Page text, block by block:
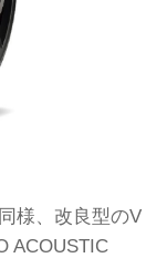
様、改良型のV
ACOUSTIC